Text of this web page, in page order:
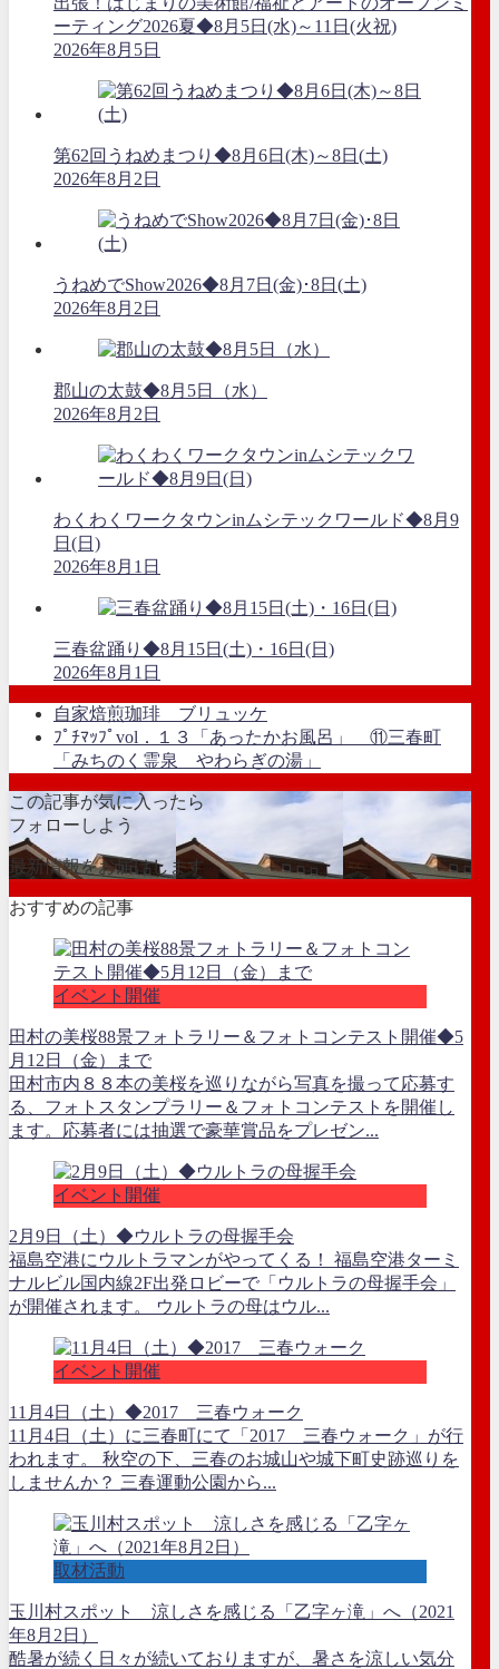
ーティング2026夏◆8月5日(水)～11日(火祝)
2026年8月5日
第62回うねめまつり◆8月6日(木)～8日(土)
2026年8月2日
うねめでShow2026◆8月7日(金)･8日(土)
2026年8月2日
郡山の太鼓◆8月5日（水）
2026年8月2日
わくわくワークタウンinムシテックワールド◆8月9
日(日)
2026年8月1日
三春盆踊り◆8月15日(土)・16日(日)
2026年8月1日
自家焙煎珈琲 ブリュッケ
ﾌﾟﾁﾏｯﾌﾟvol．１３「あったかお風呂」 ⑪三春町
「みちのく霊泉 やわらぎの湯」
この記事が気に入ったら
フォローしよう
最新情報をお届けします
おすすめの記事
イベント開催
田村の美桜88景フォトラリー＆フォトコンテスト開催◆5
月12日（金）まで
田村市内８８本の美桜を巡りながら写真を撮って応募す
る、フォトスタンプラリー＆フォトコンテストを開催し
ます。応募者には抽選で豪華賞品をプレゼン...
イベント開催
2月9日（土）◆ウルトラの母握手会
福島空港にウルトラマンがやってくる！ 福島空港ターミ
ナルビル国内線2F出発ロビーで「ウルトラの母握手会」
が開催されます。 ウルトラの母はウル...
イベント開催
11月4日（土）◆2017 三春ウォーク
11月4日（土）に三春町にて「2017 三春ウォーク」が行
われます。 秋空の下、三春のお城山や城下町史跡巡りを
しませんか？ 三春運動公園から...
取材活動
玉川村スポット 涼しさを感じる「乙字ヶ滝」へ（2021
年8月2日）
酷暑が続く日々が続いておりますが、暑さを涼しい気分